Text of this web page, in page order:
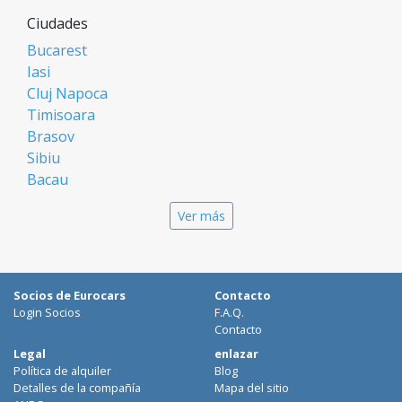
Ciudades
Bucarest
Iasi
Cluj Napoca
Timisoara
Brasov
Sibiu
Bacau
Galati
Suceava
Focsani
Targoviste
Ploiesti
Ver más
Socios de Eurocars
Login Socios
Contacto
F.A.Q.
Contacto
Legal
Política de alquiler
Detalles de la compañía
enlazar
Blog
Mapa del sitio